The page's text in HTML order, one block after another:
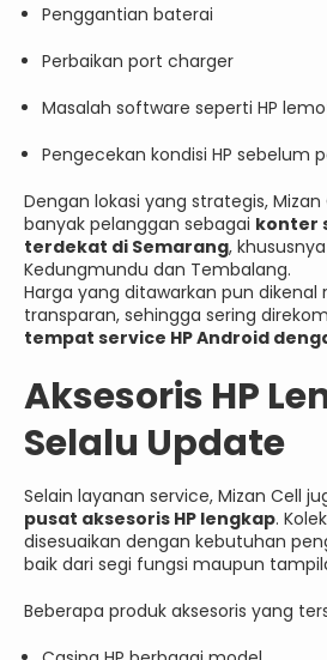
Penggantian baterai
Perbaikan port charger
Masalah software seperti HP
Pengecekan kondisi HP sebelum
Dengan lokasi yang strategis,
banyak pelanggan sebagai konter
terdekat di Semarang,
Kedungmundu dan Tembalang.
Harga yang ditawarkan pun dikenal
transparan, sehingga sering
tempat service HP Android
Aksesoris HP
Selalu Update
Selain layanan service, Mizan Cell
pusat aksesoris HP lengkap.
disesuaikan dengan kebutuhan
baik dari segi fungsi maupun
Beberapa produk aksesoris yang